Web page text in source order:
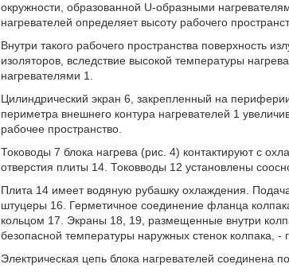
окружности, образованной U-образными
нагревателей определяет высоту рабочего
Внутри такого рабочего пространства поверхность
изоляторов, вследствие высокой температуры
нагревателями 1.
Цилиндрический экран 6, закрепленный на
периметра внешнего контура нагревателей 1
рабочее пространство.
Тоководы 7 блока нагрева (рис. 4) контактируют с
отверстия плиты 14. Токовводы 12 установлены
Плита 14 имеет водяную рубашку охлаждения.
штуцеры 16. Герметичное соединение фланца
кольцом 17. Экраны 18, 19, размещенные внутри
безопасной температуры наружных стенок колпака,
Электрическая цепь блока нагревателей соединена